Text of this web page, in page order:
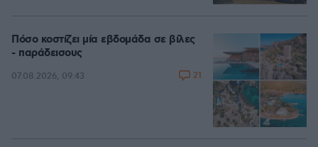
Πόσο κοστίζει μία εβδομάδα σε βίλες
- παράδεισους
07.08.2026, 09:43 21